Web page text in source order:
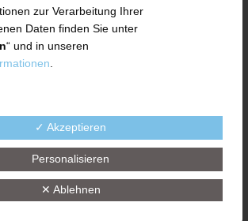
agierenden
„Die
hatten viele Fragen und
Abteilungen genau
berichtet UTH-
und
Eva-Maria
uns sehr gefreut über das
zur Verarbeitung Ihrer
Daten finden Sie unter
“ und in unseren
.
✓ Akzeptieren
Personalisieren
✕ Ablehnen